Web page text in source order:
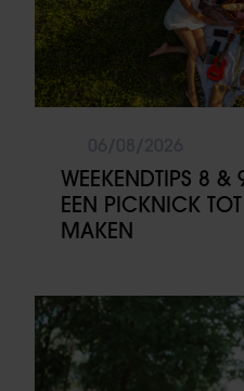
WEEKENDTIPS 8 &
EEN PICKNICK
MAKEN